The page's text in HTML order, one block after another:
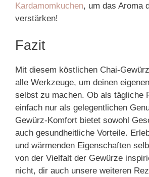
Kardamomkuchen, um das Aroma
verstärken!
Fazit
Mit diesem köstlichen Chai-
alle Werkzeuge, um deinen
selbst zu machen. Ob als tägliche
einfach nur als gelegentlichen
Gewürz-Komfort bietet sowohl
auch gesundheitliche Vorteile.
und wärmenden Eigenschaften
von der Vielfalt der Gewürze
nicht, dir auch unsere weiteren